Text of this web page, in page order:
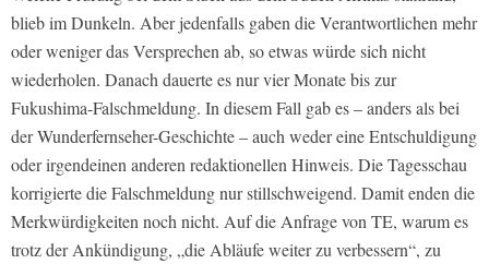
blieb im Dunkeln. Aber jedenfalls gaben die Verantwortlichen mehr
oder weniger das Versprechen ab, so etwas würde sich nicht
wiederholen. Danach dauerte es nur vier Monate bis zur
Fukushima-Falschmeldung. In diesem Fall gab es – anders als bei
der Wunderfernseher-Geschichte – auch weder eine Entschuldigung
oder irgendeinen anderen redaktionellen Hinweis. Die Tagesschau
korrigierte die Falschmeldung nur stillschweigend. Damit enden die
Merkwürdigkeiten noch nicht. Auf die Anfrage von TE, warum es
trotz der Ankündigung, „die Abläufe weiter zu verbessern“, zu